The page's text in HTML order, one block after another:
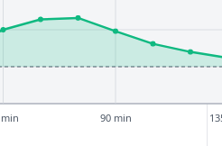
90 min